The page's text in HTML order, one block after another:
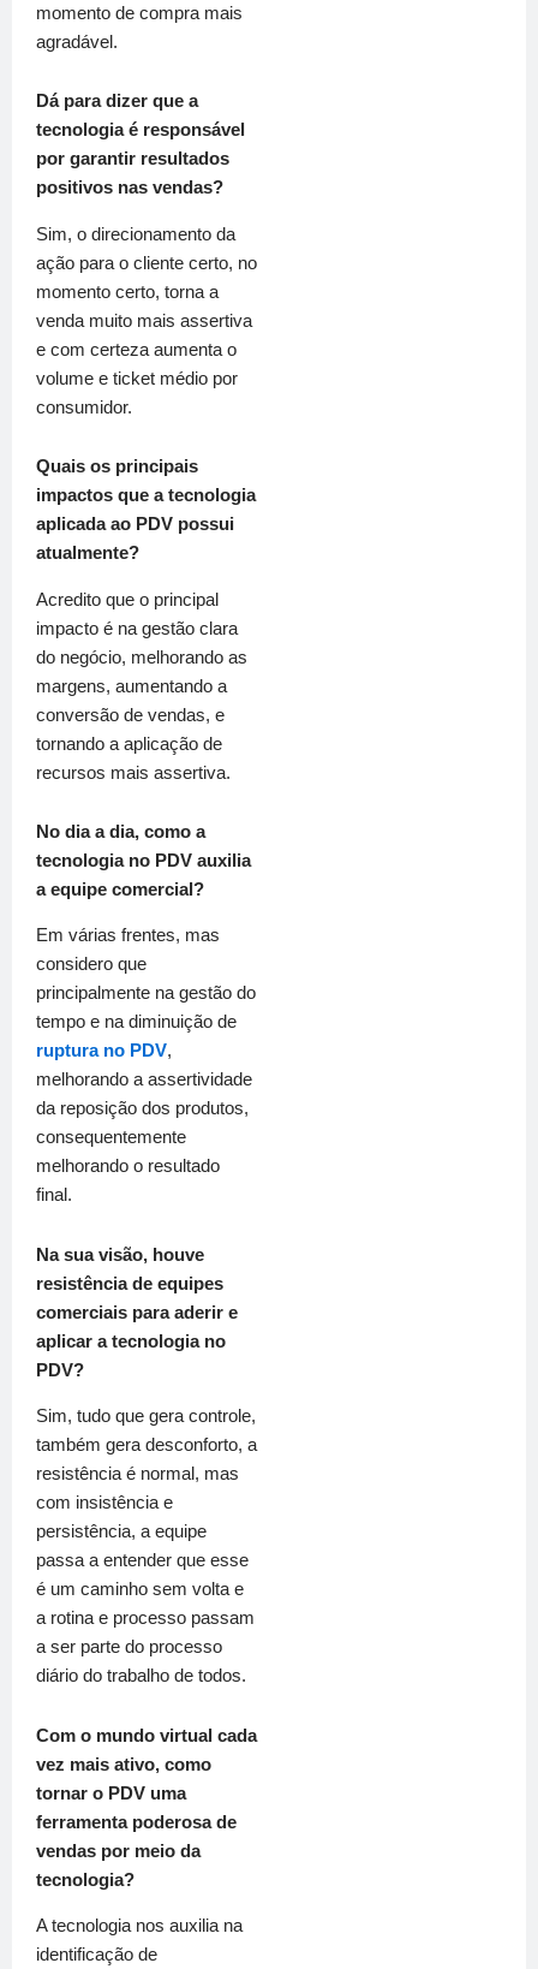
momento de compra mais
agradável.
Dá para dizer que a
tecnologia é responsável
por garantir resultados
positivos nas vendas?
Sim, o direcionamento da
ação para o cliente certo, no
momento certo, torna a
venda muito mais assertiva
e com certeza aumenta o
volume e ticket médio por
consumidor.
Quais os principais
impactos que a tecnologia
aplicada ao PDV possui
atualmente?
Acredito que o principal
impacto é na gestão clara
do negócio, melhorando as
margens, aumentando a
conversão de vendas, e
tornando a aplicação de
recursos mais assertiva.
No dia a dia, como a
tecnologia no PDV auxilia
a equipe comercial?
Em várias frentes, mas
considero que
principalmente na gestão do
tempo e na diminuição de
ruptura no PDV,
melhorando a assertividade
da reposição dos produtos,
consequentemente
melhorando o resultado
final.
Na sua visão, houve
resistência de equipes
comerciais para aderir e
aplicar a tecnologia no
PDV?
Sim, tudo que gera controle,
também gera desconforto, a
resistência é normal, mas
com insistência e
persistência, a equipe
passa a entender que esse
é um caminho sem volta e
a rotina e processo passam
a ser parte do processo
diário do trabalho de todos.
Com o mundo virtual cada
vez mais ativo, como
tornar o PDV uma
ferramenta poderosa de
vendas por meio da
tecnologia?
A tecnologia nos auxilia na
identificação de